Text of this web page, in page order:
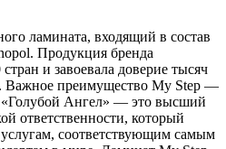
ламината, входящий в состав
Продукция бренда
и завоевала доверие тысяч
Важное преимущество My Step —
«Голубой Ангел» — это высший
ответственности, который
соответствующим самым